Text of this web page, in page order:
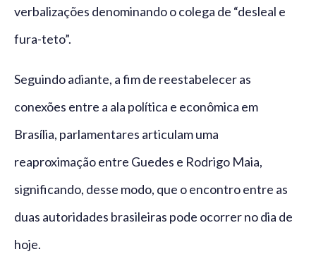
verbalizações denominando o colega de “desleal e
fura-teto”.
Seguindo adiante, a fim de reestabelecer as
conexões entre a ala política e econômica em
Brasília, parlamentares articulam uma
reaproximação entre Guedes e Rodrigo Maia,
significando, desse modo, que o encontro entre as
duas autoridades brasileiras pode ocorrer no dia de
hoje.